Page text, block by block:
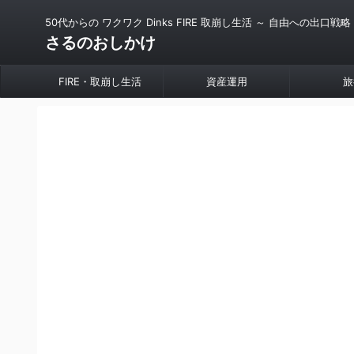
50代からの ワクワク Dinks FIRE 取崩し生活 ～ 自由への出口戦略
さるのおしかけ
FIRE・取崩し生活 資産運用